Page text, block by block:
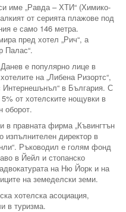
име „Равда – ХТИ“ (Химико-
от серията плажове под
е само 146 метра.
пред хотел „Рич“, а
Палас“.
е популярно лице в
на „Либена Ризортс“,
Интернешънъл“ в България. С
от хотелските нощувки в
оборот.
в правната фирма „Къвингтън
изпълнителен директор в
Ръководил е голям фонд
в Йейл и стопанско
на Ню Йорк и на
на земеделски земи.
хотелска асоциация,
в туризма.